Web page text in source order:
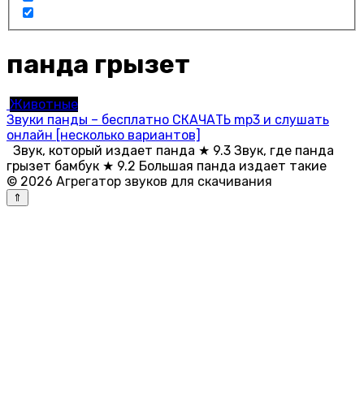
панда грызет
Животные
Звуки панды – бесплатно СКАЧАТЬ mp3 и слушать
онлайн [несколько вариантов]
Звук, который издает панда ★ 9.3 Звук, где панда
грызет бамбук ★ 9.2 Большая панда издает такие
© 2026 Агрегатор звуков для скачивания